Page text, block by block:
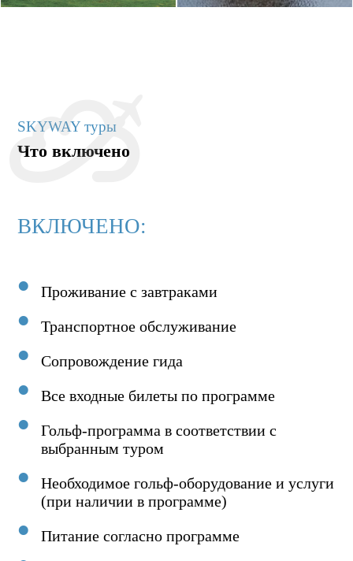
SKYWAY туры
Что включено
ВКЛЮЧЕНО:
Проживание с завтраками
Транспортное обслуживание
Сопровождение гида
Все входные билеты по программе
Гольф-программа в соответствии с
выбранным туром
Необходимое гольф-оборудование и услуги
(при наличии в программе)
Питание согласно программе